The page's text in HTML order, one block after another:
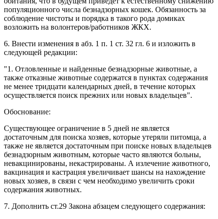
популяционного числа безнадзорных кошек. Обязанность за
соблюдение чистоты и порядка в такого рода домиках
возложить на волонтеров/работников ЖКХ.
6. Внести изменения в абз. 1 п. 1 ст. 32 гл. 6 и изложить в
следующей редакции:
"1. Отловленные и найденные безнадзорные животные, а
также отказные животные содержатся в пунктах содержания
не менее тридцати календарных дней, в течение которых
осуществляется поиск прежних или новых владельцев".
Обоснование:
Существующее ограничение в 5 дней не является
достаточным для поиска хозяев, которые утеряли питомца, а
также не является достаточным при поиске новых владельцев
безнадзорным животным, которые часто являются больны,
невакцинированы, некастрированы. А излечение животного,
вакцинация и кастрация увеличивает шансы на нахождение
новых хозяев, в связи с чем необходимо увеличить сроки
содержания животных.
7. Дополнить ст.29 Закона абзацем следующего содержания: